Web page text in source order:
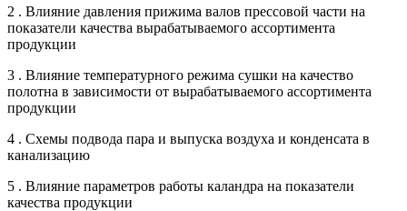
2 . Влияние давления прижима валов прессовой части на
показатели качества вырабатываемого ассортимента
продукции
3 . Влияние температурного режима сушки на качество
полотна в зависимости от вырабатываемого ассортимента
продукции
4 . Схемы подвода пара и выпуска воздуха и конденсата в
канализацию
5 . Влияние параметров работы каландра на показатели
качества продукции